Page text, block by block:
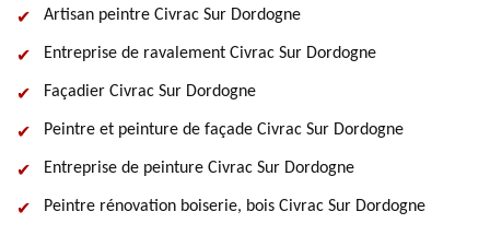
Artisan peintre Civrac Sur Dordogne
Entreprise de ravalement Civrac Sur Dordogne
Façadier Civrac Sur Dordogne
Peintre et peinture de façade Civrac Sur Dordogne
Entreprise de peinture Civrac Sur Dordogne
Peintre rénovation boiserie, bois Civrac Sur Dordogne